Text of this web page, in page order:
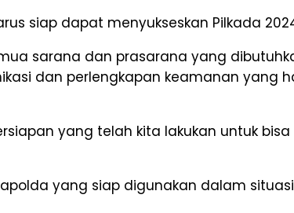
siap dapat menyukseskan Pilkada
sarana dan prasarana yang
dan perlengkapan keamanan yang
yang telah kita lakukan untuk
yang siap digunakan dalam